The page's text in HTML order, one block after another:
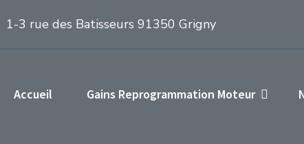
1-3 rue des Batisseurs 91350 Grigny
Accueil Gains Reprogrammation Moteur